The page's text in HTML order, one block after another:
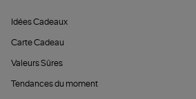
Idées Cadeaux
Carte Cadeau
Valeurs Sûres
Tendances du moment